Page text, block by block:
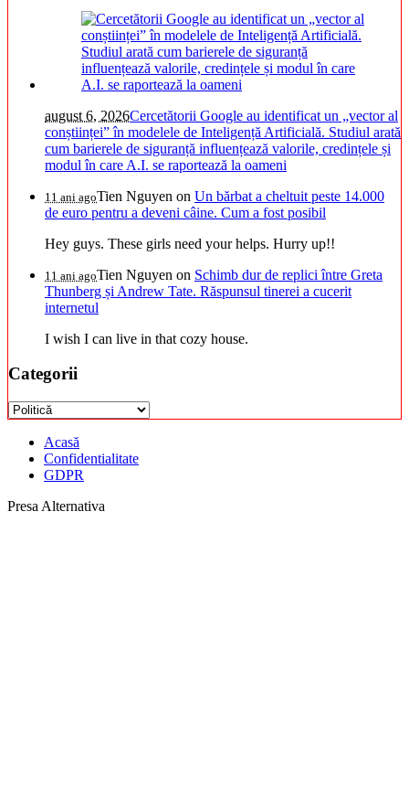
august 6, 2026Cercetătorii Google au identificat un „vector al
conștiinței” în modelele de Inteligență Artificială. Studiul arată
cum barierele de siguranță influențează valorile, credințele și
modul în care A.I. se raportează la oameni
11 ani agoTien Nguyen on Un bărbat a cheltuit peste 14.000
de euro pentru a deveni câine. Cum a fost posibil
Hey guys. These girls need your helps. Hurry up!!
11 ani agoTien Nguyen on Schimb dur de replici între Greta
Thunberg și Andrew Tate. Răspunsul tinerei a cucerit
internetul
I wish I can live in that cozy house.
Categorii
Categorii
Acasă
Confidentialitate
GDPR
Presa Alternativa